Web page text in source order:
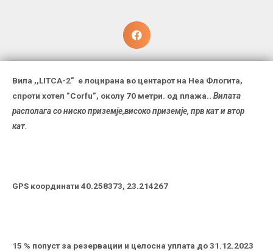
Вила ,,LITCA-2” е лоцирана во центарот на Неа Флогита,
спроти хотел ”Corfu”, околу 70 метри. од плажа.. Вилата
располага со ниско приземје,високо приземје, прв кат и втор
кат.
GPS координати 40.258373, 23.214267
15 % попуст за резервации и целосна уплата до 31.12.2023